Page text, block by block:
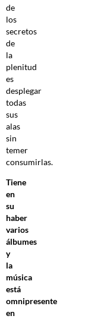
de
los
secretos
de
la
plenitud
es
desplegar
todas
sus
alas
sin
temer
consumirlas.
Tiene
en
su
haber
varios
álbumes
y
la
música
está
omnipresente
en